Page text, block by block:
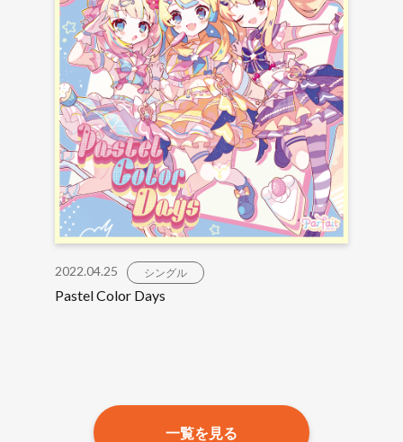
2022.04.25 シングル
Pastel Color Days
一覧を見る